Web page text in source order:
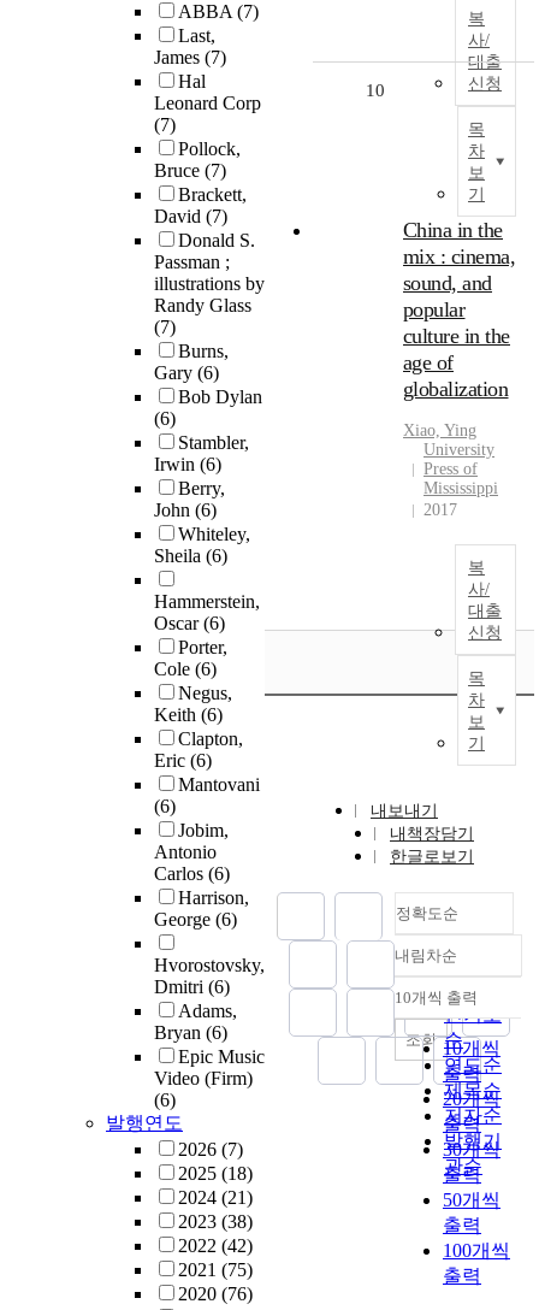
ABBA(7)
Last,
James (7)
Hal
Leonard Corp
(7)
Pollock,
Bruce (7)
Brackett,
David (7)
Donald S.
Passman ;
illustrations by
Randy Glass
(7)
Burns,
Gary (6)
Bob Dylan
(6)
Stambler,
Irwin (6)
Berry,
John (6)
Whiteley,
Sheila (6)
Hammerstein,
Oscar(6)
Porter,
Cole (6)
Negus,
Keith (6)
Clapton,
Eric (6)
Mantovani
(6)
Jobim,
Antonio
Carlos (6)
Harrison,
George (6)
Hvorostovsky,
Dmitri (6)
Adams,
Bryan (6)
Epic Music
Video (Firm)
(6)
발행연도
2026 (7)
2025 (18)
2024 (21)
2023 (38)
2022 (42)
2021 (75)
2020 (76)
복
사/
대출
신청
목
차
보
기
10
China in the
mix : cinema,
sound, and
popular
culture in the
age of
globalization
Xiao, Ying
University
Press of
Mississippi
2017
복
사/
대출
신청
목
차
보
기
내보내기
내책장담기
한글로보기
정확도순
정확도
순
인기도
순
연도순
제목순
저자순
발행기
관순
내림차순
내림차순
10개씩 출력
10개씩
출력
20개씩
출력
30개씩
출력
50개씩
출력
100개씩
출력
조회